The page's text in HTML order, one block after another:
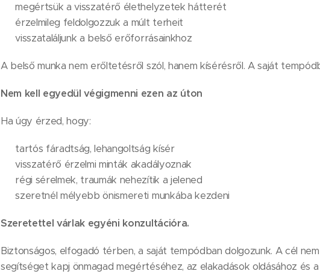
🧩 megértsük a visszatérő élethelyzetek hátterét
💞 érzelmileg feldolgozzuk a múlt terheit
🌟 visszataláljunk a belső erőforrásainkhoz
A belső munka nem erőltetésről szól, hanem kísérésről. A saját
Nem kell egyedül végigmenni ezen az úton
Ha úgy érzed, hogy:
🌧️ tartós fáradtság, lehangoltság kísér
🔁 visszatérő érzelmi minták akadályoznak
💔 régi sérelmek, traumák nehezítik a jelened
🌱 szeretnél mélyebb önismereti munkába kezdeni
Szeretettel várlak egyéni konzultációra.
Biztonságos, elfogadó térben, a saját tempódban dolgozunk. A cél
segítséget kapj önmagad megértéséhez, az elakadások oldásához és